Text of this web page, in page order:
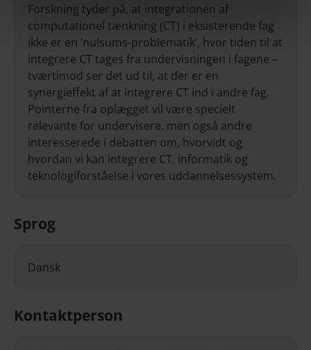
Forskning tyder på, at integrationen af
computationel tænkning (CT) i eksisterende fag
ikke er en ’nulsums-problematik’, hvor tiden til at
integrere CT tages fra undervisningen i fagene –
tværtimod ser det ud til, at der er en
synergieffekt af at integrere CT ind i andre fag.
Pointerne fra oplægget vil være specielt
relevante for undervisere, men også andre
interesserede i debatten om, hvorvidt og
hvordan vi kan integrere CT, informatik og
teknologiforståelse i vores uddannelsessystem.
Sprog
Dansk
Kontaktperson